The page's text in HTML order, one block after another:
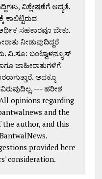
ವಿಶ್ಲೇಷಣೆಗೆ ಆದ್ಯತೆ.
ಕಾಲಿಟ್ಟಿರುವ
ಸಹಕಾರವೂ ಬೇಕು.
ನೀಡುವುದಿದ್ದರೆ
ವಿ.ಸೂ: ಬಂಟ್ವಾಳನ್ಯೂಸ್
ಜಾಹೀರಾತುಗಳಿಗೆ
ಅದಕ್ಕೂ
--- ಹರೀಶ
opinions regarding
and the
author, and this
provided here
consideration.